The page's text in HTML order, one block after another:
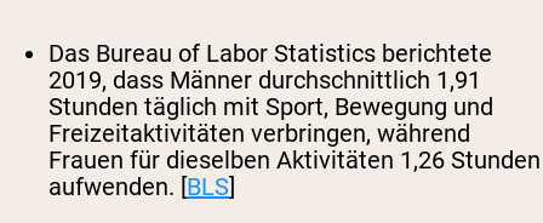
Das Bureau of Labor Statistics berichtete
2019, dass Männer durchschnittlich 1,91
Stunden täglich mit Sport, Bewegung und
Freizeitaktivitäten verbringen, während
Frauen für dieselben Aktivitäten 1,26 Stunden
aufwenden. [BLS]